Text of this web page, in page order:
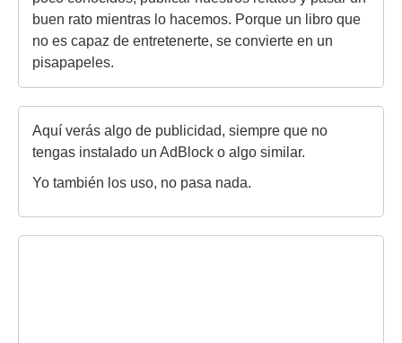
buen rato mientras lo hacemos. Porque un libro que
no es capaz de entretenerte, se convierte en un
pisapapeles.
Aquí verás algo de publicidad, siempre que no
tengas instalado un AdBlock o algo similar.
Yo también los uso, no pasa nada.